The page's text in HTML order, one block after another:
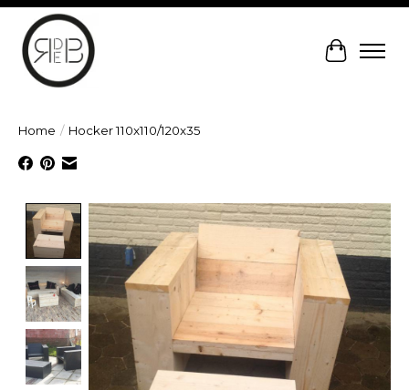
Home / Hocker 110x110/120x35
Product image slideshow Items